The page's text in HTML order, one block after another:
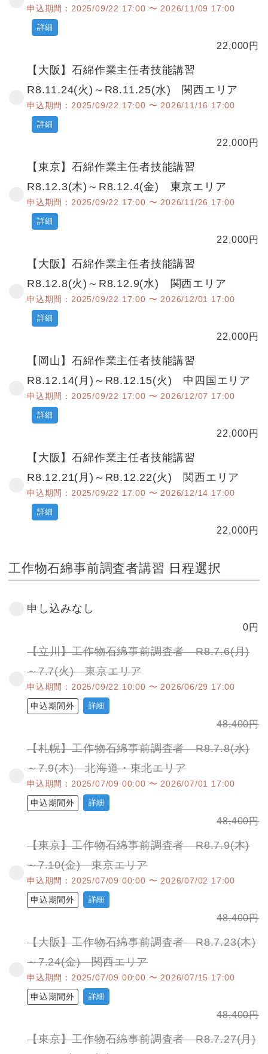
申込期間：2025/09/22 17:00 〜 2026/11/09 17:00
詳細
22,000円
【大阪】石綿作業主任者技能講習
R8.11.24(火)～R8.11.25(水) 関西エリア
申込期間：2025/09/22 17:00 〜 2026/11/16 17:00
詳細
22,000円
【東京】石綿作業主任者技能講習
R8.12.3(木)～R8.12.4(金) 東京エリア
申込期間：2025/09/22 17:00 〜 2026/11/26 17:00
詳細
22,000円
【大阪】石綿作業主任者技能講習
R8.12.8(火)～R8.12.9(水) 関西エリア
申込期間：2025/09/22 17:00 〜 2026/12/01 17:00
詳細
22,000円
【岡山】石綿作業主任者技能講習
R8.12.14(月)～R8.12.15(火) 中四国エリア
申込期間：2025/09/22 17:00 〜 2026/12/07 17:00
詳細
22,000円
【大阪】石綿作業主任者技能講習
R8.12.21(月)～R8.12.22(火) 関西エリア
申込期間：2025/09/22 17:00 〜 2026/12/14 17:00
詳細
22,000円
工作物石綿事前調査者講習 日程選択
申し込みなし
0円
【立川】工作物石綿事前調査者 R8.7.6(月)
～7.7(火) 東京エリア
申込期間：2025/09/22 10:00 〜 2026/06/29 17:00
申込期間外 詳細
48,400円
【札幌】工作物石綿事前調査者 R8.7.8(水)
～7.9(木) 北海道・東北エリア
申込期間：2025/07/09 00:00 〜 2026/07/01 17:00
申込期間外 詳細
48,400円
【東京】工作物石綿事前調査者 R8.7.9(木)
～7.10(金) 東京エリア
申込期間：2025/07/09 00:00 〜 2026/07/02 17:00
申込期間外 詳細
48,400円
【大阪】工作物石綿事前調査者 R8.7.23(木)
～7.24(金) 関西エリア
申込期間：2025/07/09 00:00 〜 2026/07/15 17:00
申込期間外 詳細
48,400円
【東京】工作物石綿事前調査者 R8.7.27(月)